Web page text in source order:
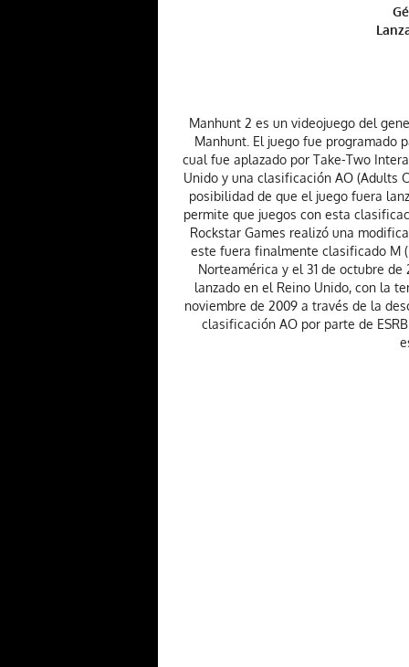
Manhunt 2 es un videojuego del
Manhunt. El juego fue programado
cual fue aplazado por Take-Two
Unido y una clasificación AO (Adults
posibilidad de que el juego fuera
permite que juegos con esta
Rockstar Games realizó una
este fuera finalmente clasificado M
Norteamérica y el 31 de octubre
lanzado en el Reino Unido, con la
noviembre de 2009 a través de la
clasificación AO por parte de